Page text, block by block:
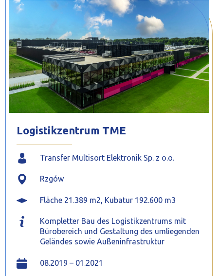
PROFILAR – kaltgeformte Profile
PL
Logistikzentrum TME
Transfer Multisort Elektronik Sp. z o.o.
Rzgów
Fläche 21.389 m2, Kubatur 192.600 m3
Kompletter Bau des Logistikzentrums mit
Bürobereich und Gestaltung des umliegenden
Geländes sowie Außeninfrastruktur
08.2019 – 01.2021